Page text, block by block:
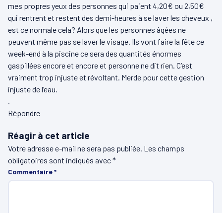
mes propres yeux des personnes qui paient 4,20€ ou 2,50€
qui rentrent et restent des demi-heures à se laver les cheveux ,
est ce normale cela? Alors que les personnes âgées ne
peuvent même pas se laver le visage. Ils vont faire la fête ce
week-end à la piscine ce sera des quantités énormes
gaspillées encore et encore et personne ne dit rien. C’est
vraiment trop injuste et révoltant. Merde pour cette gestion
injuste de l’eau.
Répondre
Réagir à cet article
Votre adresse e-mail ne sera pas publiée. Les champs
obligatoires sont indiqués avec*
Commentaire*